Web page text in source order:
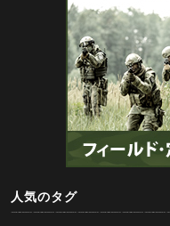
人気のタグ